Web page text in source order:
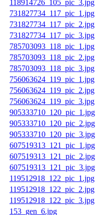
118914726_105_pic_3.jpg
731827734_117_pic_1.jpg
731827734_117_pic_2.jpg
731827734_117_pic_3.jpg
785703093_118_pic_1.jpg
785703093_118_pic_2.jpg
785703093_118_pic_3.jpg
756063624_119_pic_1.jpg
756063624_119_pic_2.jpg
756063624_119_pic_3.jpg
905333710_120_pic_1.jpg
905333710_120_pic_2.jpg
905333710_120_pic_3.jpg
607519313_121_pic_1.jpg
607519313_121_pic_2.jpg
607519313_121_pic_3.jpg
119512918_122_pic_1.jpg
119512918_122_pic_2.jpg
119512918_122_pic_3.jpg
153_gen_6.jpg